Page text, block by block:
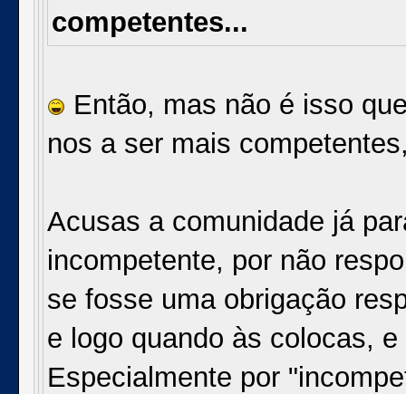
competentes...
Então, mas não é isso
nos a ser mais
Acusas a comunidade já
incompetente, por não
se fosse uma obrigação
e logo quando às colocas,
Especialmente por